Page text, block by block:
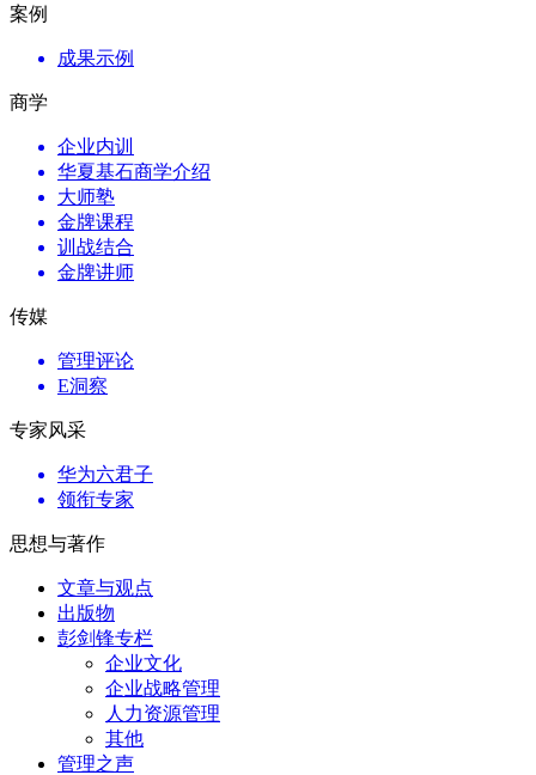
案例
成果示例
商学
企业内训
华夏基石商学介绍
大师塾
金牌课程
训战结合
金牌讲师
传媒
管理评论
E洞察
专家风采
华为六君子
领衔专家
思想与著作
文章与观点
出版物
彭剑锋专栏
企业文化
企业战略管理
人力资源管理
其他
管理之声